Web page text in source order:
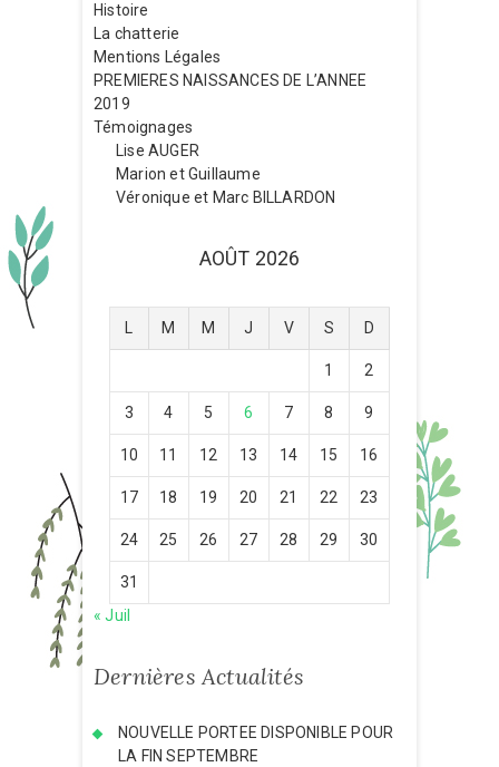
Histoire
La chatterie
Mentions Légales
PREMIERES NAISSANCES DE L’ANNEE
2019
Témoignages
Lise AUGER
Marion et Guillaume
Véronique et Marc BILLARDON
AOÛT 2026
L M M J V S D
1 2
3 4 5 6 7 8 9
10 11 12 13 14 15 16
17 18 19 20 21 22 23
24 25 26 27 28 29 30
31
« Juil
Dernières Actualités
NOUVELLE PORTEE DISPONIBLE POUR
LA FIN SEPTEMBRE